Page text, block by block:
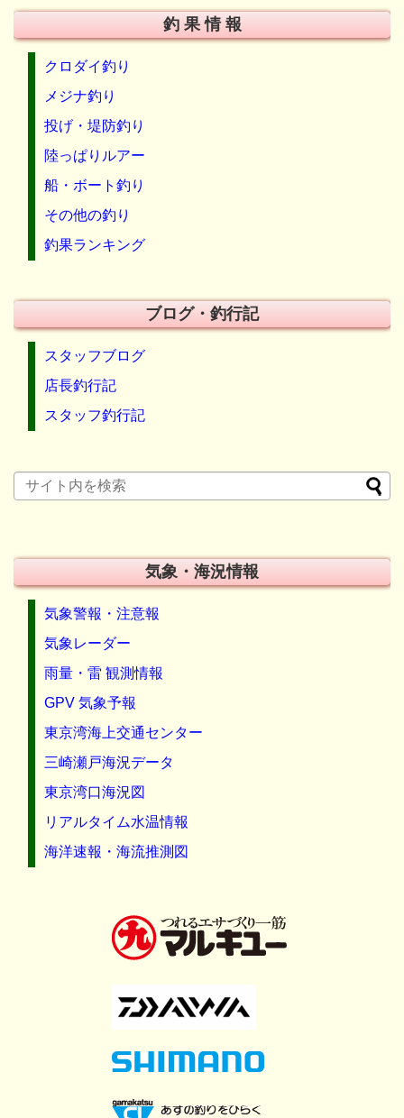
釣 果 情 報
クロダイ釣り
メジナ釣り
投げ・堤防釣り
陸っぱりルアー
船・ボート釣り
その他の釣り
釣果ランキング
ブログ・釣行記
スタッフブログ
店長釣行記
スタッフ釣行記
気象・海況情報
気象警報・注意報
気象レーダー
雨量・雷 観測情報
GPV 気象予報
東京湾海上交通センター
三崎瀬戸海況データ
東京湾口海況図
リアルタイム水温情報
海洋速報・海流推測図